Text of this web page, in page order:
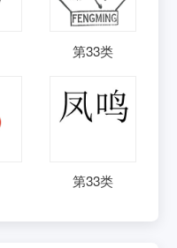
第33类
第33类